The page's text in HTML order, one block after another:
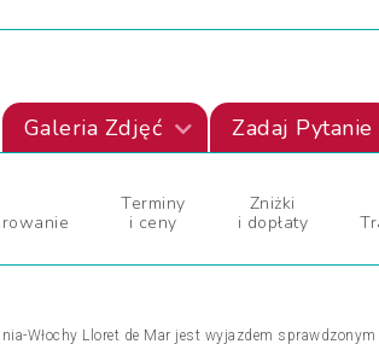
Galeria Zdjęć Zadaj Pytanie
Terminy
i ceny
Zniżki
i dopłaty
Włochy Lloret de Mar jest wyjazdem